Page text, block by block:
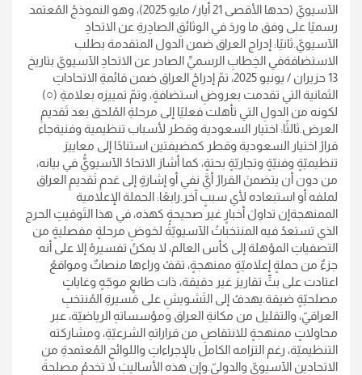
الآسيويّ (حدها الأقصى 21 أيار/ مايو 2025)، وهو النموذجُ المُعتمد
رسميًا على وفق ما وردَ في الوثائقِ الصادِرةِ عن الاتحادِ
الآسيويّ.ثانيًا: إدراج العراق ضمن الدول المتقدمة بطلب
الاستضافةفي الخِطابِ الرسميِّ الصادر عن الاتحادِ الآسيويّ بتاريخ
13 حزيران / يونيو 2025، تمّ إدراجُ العراق ضمن قائمةِ الاتحاداتِ
الثمانية التي تقدمت بعروضِ استضافةٍ، وتمّ تمييزه بعلامةِ (○)
لكونه من الدولِ التي تأهلت فعليًا إلى مرحلةِ المُلحق بعد تَقديمِ
العرض.ثالثًا: اختيار السعودية وقطر لأسباب تنظيمية وفنيةجاء
قرارُ اختيار السعودية وقطر كمضيفتين استنادًا إلى معاييرَ
تنظيميّةٍ وفنيّةٍ وتجاريّةٍ بحتةٍ، كما أشارَ الاتحادُ الآسيويُّ في بيانه،
من دون أن يتضمنَ القرارُ أيَّ نفي أو إشارةٍ إلى عَدمِ تَقديمِ العراق
لملفه أو استبعاده لأي سببٍ آخر.رابعًا: الحملة الإعلامية
الممنهجةإن تداولَ أخبارٍ غير صحيحةٍ كهذه، في هذا التَوقيتِ الحرج
الذي تستعدُ فيه المنتخباتُ الآسيويّةُ لخوضِ مرحلةٍ مفصليةٍ من
التصفياتِ المؤهلة إلى كأس العالم، لا يمكنُ تفسيرهُ إلا على أنه
جزءٌ من حملةٍ إعلاميّةٍ ممنهجةٍ، تقفُ وراءها منصاتٌ ومواقعُ
اعتادت على بثِّ تقاريرَ غير دقيقة، ذات طابعٍ موجّهٍ وغاياتٍ
مصلحيّةٍ ضيقة.يهدفُ إلى التَشويشِ على مَسيرةِ المُنتخبِ
العراقيّ، والتقليل من مكانةِ العراق ومؤسساتهِ الرياضيّة، عبر
محاولاتٍ ممنهجةٍ للانتقاصِ من قراراتهِ الشرعيّةِ، ومشاركته
التنظيميّة، رغم التزامه الكامل بالإجراءاتِ واللوائحِ المُعتمدةِ من
الاتحادين الآسيويّ والدوليّ.وإن هذه الأساليبَ لا تخدمُ مصلحةَ